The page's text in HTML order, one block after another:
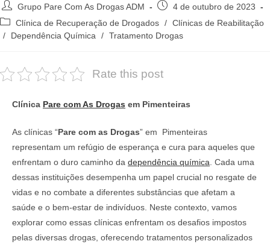
Autor
do
post:
Grupo Pare Com As Drogas ADM
Post
publicado:
4 de outubro de 2023
Categoria
do
Clínica de Recuperação de Drogados / Clínicas de Reabilitação
/
Dependência Química / Tratamento Drogas
Rate this post
Clínica Pare com As Drogas em Pimenteiras
As clínicas “Pare com as Drogas” em Pimenteiras
representam um refúgio de esperança e cura para aqueles que
enfrentam o duro caminho da dependência química . Cada uma
dessas instituições desempenha um papel crucial no resgate de
vidas e no combate a diferentes substâncias que afetam a
saúde e o bem-estar de indivíduos. Neste contexto, vamos
explorar como essas clínicas enfrentam os desafios impostos
pelas diversas drogas, oferecendo tratamentos personalizados